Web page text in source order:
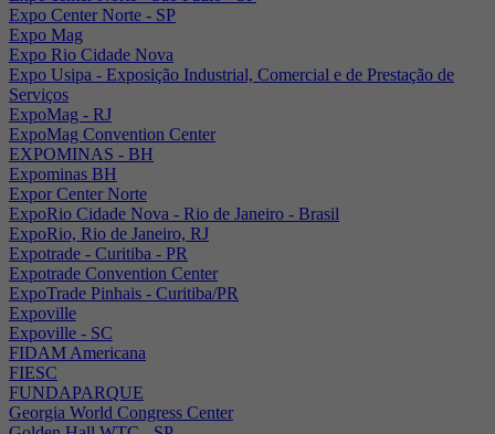
Expo Center Norte - SP
Expo Mag
Expo Rio Cidade Nova
Expo Usipa - Exposição Industrial, Comercial e de Prestação de
Serviços
ExpoMag - RJ
ExpoMag Convention Center
EXPOMINAS - BH
Expominas BH
Expor Center Norte
ExpoRio Cidade Nova - Rio de Janeiro - Brasil
ExpoRio, Rio de Janeiro, RJ
Expotrade - Curitiba - PR
Expotrade Convention Center
ExpoTrade Pinhais - Curitiba/PR
Expoville
Expoville - SC
FIDAM Americana
FIESC
FUNDAPARQUE
Georgia World Congress Center